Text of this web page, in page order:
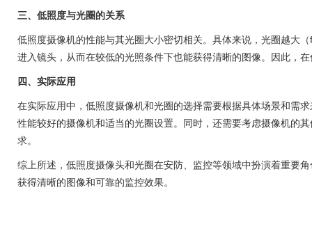
三、低照度与光圈的关系
低照度摄像机的性能与其光圈大小密切相关。具体来说，光圈越大
进入镜头，从而在较低的光照条件下也能获得清晰的图像。因此，
四、实际应用
在实际应用中，低照度摄像机和光圈的选择需要根据具体场景和需
性能较好的摄像机和适当的光圈设置。同时，还需要考虑摄像机的
求。
综上所述，低照度摄像头和光圈在安防、监控等领域中扮演着重要
获得清晰的图像和可靠的监控效果。